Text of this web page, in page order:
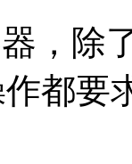
，除
都要